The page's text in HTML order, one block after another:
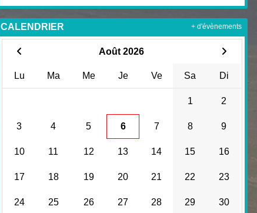
CALENDRIER
Août 2026
Lu Ma Me Je Ve Sa Di
1 2
3 4 5 6 7 8 9
10 11 12 13 14 15 16
17 18 19 20 21 22 23
24 25 26 27 28 29 30
+ d'évènements